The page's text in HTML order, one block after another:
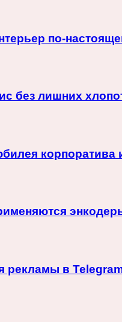
по-
без лишних
корпоратива
в Telegram